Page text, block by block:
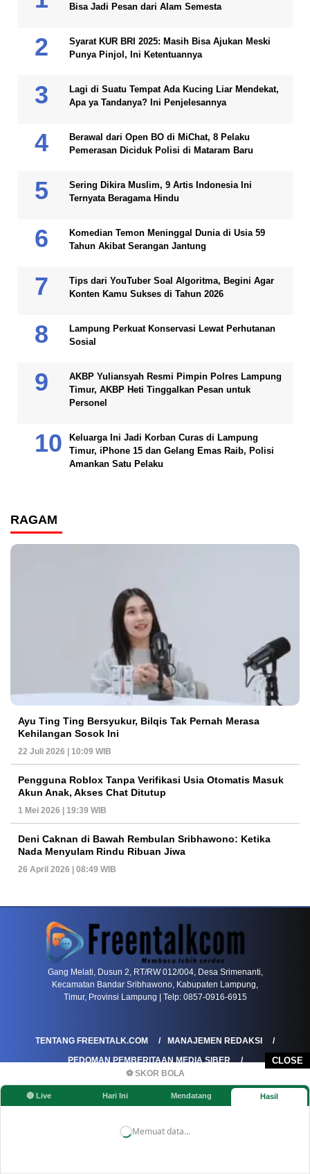
CLOSE
⚽ SKOR BOLA
🔴 Live Hari Ini Mendatang Hasil
Memuat data...
Bisa Jadi Pesan dari Alam Semesta
Syarat KUR BRI 2025: Masih Bisa Ajukan Meski
Punya Pinjol, Ini Ketentuannya
Lagi di Suatu Tempat Ada Kucing Liar Mendekat,
Apa ya Tandanya? Ini Penjelesannya
Berawal dari Open BO di MiChat, 8 Pelaku
Pemerasan Diciduk Polisi di Mataram Baru
Sering Dikira Muslim, 9 Artis Indonesia Ini
Ternyata Beragama Hindu
Komedian Temon Meninggal Dunia di Usia 59
Tahun Akibat Serangan Jantung
Tips dari YouTuber Soal Algoritma, Begini Agar
Konten Kamu Sukses di Tahun 2026
Lampung Perkuat Konservasi Lewat Perhutanan
Sosial
AKBP Yuliansyah Resmi Pimpin Polres Lampung
Timur, AKBP Heti Tinggalkan Pesan untuk
Personel
Keluarga Ini Jadi Korban Curas di Lampung
Timur, iPhone 15 dan Gelang Emas Raib, Polisi
Amankan Satu Pelaku
RAGAM
Ayu Ting Ting Bersyukur, Bilqis Tak Pernah Merasa
Kehilangan Sosok Ini
22 Juli 2026 | 10:09 WIB
Pengguna Roblox Tanpa Verifikasi Usia Otomatis Masuk
Akun Anak, Akses Chat Ditutup
1 Mei 2026 | 19:39 WIB
Deni Caknan di Bawah Rembulan Sribhawono: Ketika
Nada Menyulam Rindu Ribuan Jiwa
26 April 2026 | 08:49 WIB
Gang Melati, Dusun 2, RT/RW 012/004, Desa Srimenanti,
Kecamatan Bandar Sribhawono, Kabupaten Lampung,
Timur, Provinsi Lampung | Telp: 0857-0916-6915
TENTANG FREENTALK.COM
MANAJEMEN REDAKSI
PEDOMAN PEMBERITAAN MEDIA SIBER
PEDOMAN PEMBERITAAN RAMAH ANAK
KOREKSI & KLARIFIKASI
KEBIJAKAN IKLAN / ADVERTORIAL